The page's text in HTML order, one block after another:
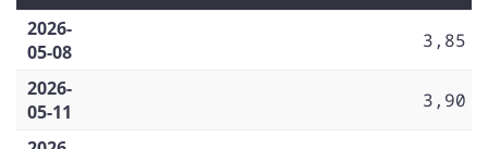
2026-
05-08
3,85
2026-
05-11
3,90